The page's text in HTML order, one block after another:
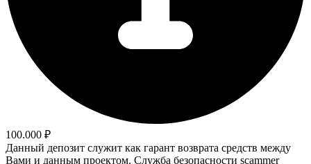
100.000 ₽
Данный депозит служит как гарант возврата средств между
Вами и данным проектом. Служба безопасности scammer